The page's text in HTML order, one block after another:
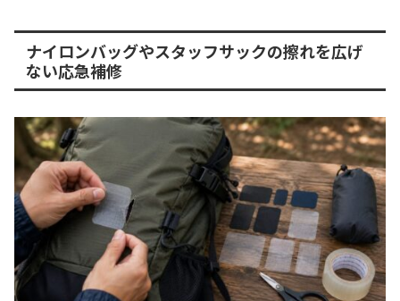
ナイロンバッグやスタッフサックの擦れを広げ
ない応急補修